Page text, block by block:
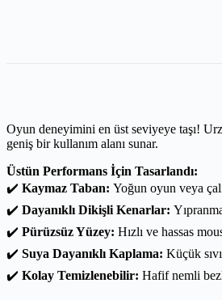
Oyun deneyimini en üst seviyeye taşı!
geniş bir kullanım alanı sunar.
Üstün Performans İçin Tasarlandı:
✔️ Kaymaz Taban: Yoğun oyun veya
✔️ Dayanıklı Dikişli Kenarlar:
✔️ Pürüzsüz Yüzey: Hızlı ve hassas
✔️ Suya Dayanıklı Kaplama: Küçük
✔️ Kolay Temizlenebilir: Hafif nemli